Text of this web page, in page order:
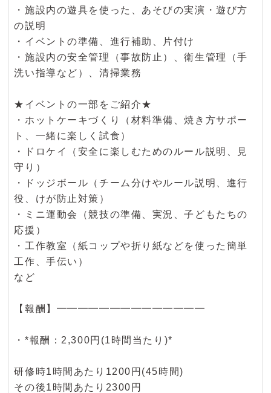
・施設内の遊具を使った、あそびの実演・遊び方
の説明
・イベントの準備、進行補助、片付け
・施設内の安全管理（事故防止）、衛生管理（手
洗い指導など）、清掃業務
★イベントの一部をご紹介★
・ホットケーキづくり（材料準備、焼き方サポー
ト、一緒に楽しく試食）
・ドロケイ（安全に楽しむためのルール説明、見
守り）
・ドッジボール（チーム分けやルール説明、進行
役、けが防止対策）
・ミニ運動会（競技の準備、実況、子どもたちの
応援）
・工作教室（紙コップや折り紙などを使った簡単
工作、手伝い）
など
【報酬】━━━━━━━━━━━━━━
・*報酬：2,300円(1時間当たり)*
研修時1時間あたり1200円(45時間)
その後1時間あたり2300円